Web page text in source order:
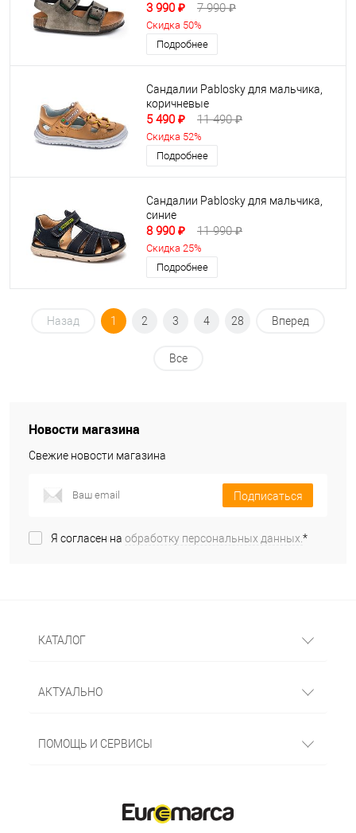
3 990 ₽ 7 990 ₽
Скидка 50%
Подробнее
Сандалии Pablosky для мальчика,
коричневые
5 490 ₽ 11 490 ₽
Скидка 52%
Подробнее
Сандалии Pablosky для мальчика,
синие
8 990 ₽ 11 990 ₽
Скидка 25%
Подробнее
Назад 1 2 3 4 28 Вперед
Все
Новости магазина
Свежие новости магазина
Подписаться
Я согласен на обработку персональных данных.*
КАТАЛОГ
АКТУАЛЬНО
ПОМОЩЬ И СЕРВИСЫ